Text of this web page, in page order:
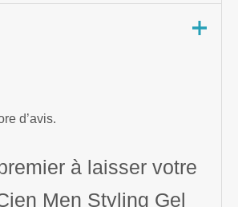
d’avis.
à laisser votre
Men Styling Gel